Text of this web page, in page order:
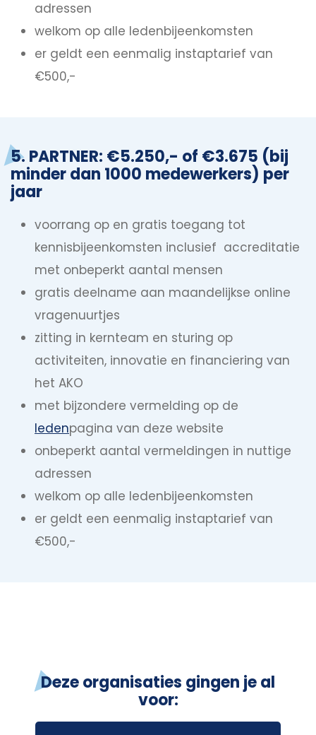
adressen
welkom op alle ledenbijeenkomsten
er geldt een eenmalig instaptarief van
€500,-
5. PARTNER: €5.250,- of €3.675 (bij
minder dan 1000 medewerkers) per
jaar
voorrang op en gratis toegang tot
kennisbijeenkomsten inclusief accreditatie
met onbeperkt aantal mensen
gratis deelname aan maandelijkse online
vragenuurtjes
zitting in kernteam en sturing op
activiteiten, innovatie en financiering van
het AKO
met bijzondere vermelding op de
ledenpagina van deze website
onbeperkt aantal vermeldingen in nuttige
adressen
welkom op alle ledenbijeenkomsten
er geldt een eenmalig instaptarief van
€500,-
Deze organisaties gingen je al
voor: